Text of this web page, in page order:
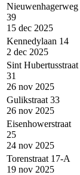
Nieuwenhagerweg
39
15 dec 2025
Kennedylaan 14
2 dec 2025
Sint Hubertusstraat
31
26 nov 2025
Gulikstraat 33
26 nov 2025
Eisenhowerstraat
25
24 nov 2025
Torenstraat 17-A
19 nov 2025